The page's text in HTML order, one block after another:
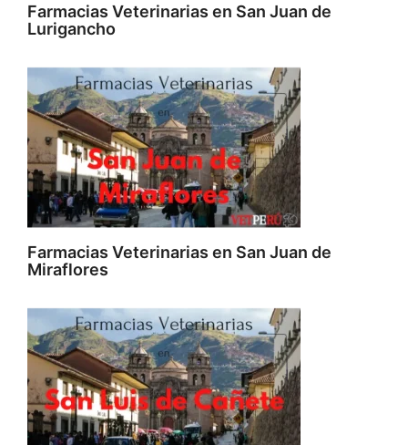
Farmacias Veterinarias en San Juan de
Lurigancho
Farmacias Veterinarias en San Juan de
Miraflores